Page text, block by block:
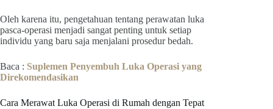
Oleh karena itu, pengetahuan tentang perawatan luka
pasca-operasi menjadi sangat penting untuk setiap
individu yang baru saja menjalani prosedur bedah.
Baca : Suplemen Penyembuh Luka Operasi yang
Direkomendasikan
Cara Merawat Luka Operasi di Rumah dengan Tepat